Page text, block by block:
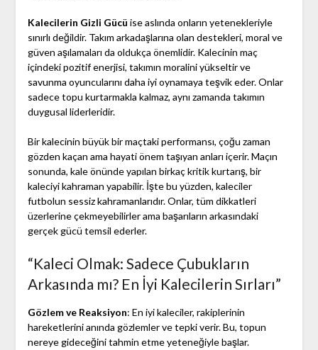
Kalecilerin Gizli Gücü ise aslında onların yetenekleriyle
sınırlı değildir. Takım arkadaşlarına olan destekleri, moral ve
güven aşılamaları da oldukça önemlidir. Kalecinin maç
içindeki pozitif enerjisi, takımın moralini yükseltir ve
savunma oyuncularını daha iyi oynamaya teşvik eder. Onlar
sadece topu kurtarmakla kalmaz, aynı zamanda takımın
duygusal liderleridir.
Bir kalecinin büyük bir maçtaki performansı, çoğu zaman
gözden kaçan ama hayati önem taşıyan anları içerir. Maçın
sonunda, kale önünde yapılan birkaç kritik kurtarış, bir
kaleciyi kahraman yapabilir. İşte bu yüzden, kaleciler
futbolun sessiz kahramanlarıdır. Onlar, tüm dikkatleri
üzerlerine çekmeyebilirler ama başarıların arkasındaki
gerçek gücü temsil ederler.
“Kaleci Olmak: Sadece Çubukların
Arkasında mı? En İyi Kalecilerin Sırları”
Gözlem ve Reaksiyon: En iyi kaleciler, rakiplerinin
hareketlerini anında gözlemler ve tepki verir. Bu, topun
nereye gideceğini tahmin etme yeteneğiyle başlar.